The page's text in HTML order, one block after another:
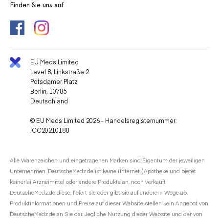
Finden Sie uns auf
EU Meds Limited
Level 8, Linkstraße 2
Potsdamer Platz
Berlin, 10785
Deutschland
© EU Meds Limited 2026 - Handelsregisternummer:
ICC20210188
Alle Warenzeichen und eingetragenen Marken sind Eigentum der jeweiligen
Unternehmen. DeutscheMedz.de ist keine (Internet-)Apotheke und bietet
keinerlei Arzneimittel oder andere Produkte an, noch verkauft
DeutscheMedz.de diese, liefert sie oder gibt sie auf anderem Wege ab.
Produktinformationen und Preise auf dieser Website stellen kein Angebot von
DeutscheMedz.de an Sie dar. Jegliche Nutzung dieser Website und der von